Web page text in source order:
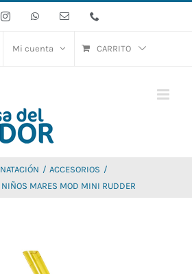
InstagramWhatsAppCorreo
Mi cuenta CARRITO
NATACIÓN
ACCESORIOS
NIÑOS MARES MOD MINI RUDDER